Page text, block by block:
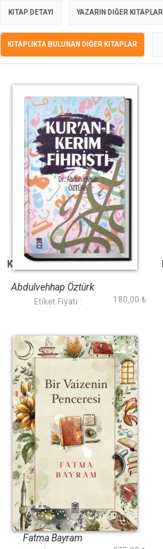
KITAP DETAYI YAZARIN DIĞER KITAPLARI
KITAPLIKTA BULUNAN DIĞER KITAPLAR
Kuranı Kerim Fihristi
Abdulvehhap Öztürk
Etiket Fiyatı : 180,00 ₺
Bir Vaizenin
Penceresi
Fatma Bayram